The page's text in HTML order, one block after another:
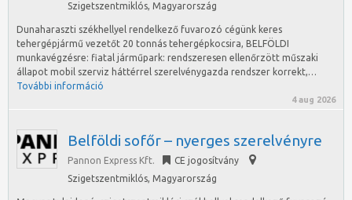
Szigetszentmiklós, Magyarország
Dunaharaszti székhellyel rendelkező fuvarozó cégünk keres
tehergépjármű vezetőt 20 tonnás tehergépkocsira, BELFÖLDI
munkavégzésre: fiatal járműpark: rendszeresen ellenőrzött műszaki
állapot mobil szerviz háttérrel szerelvénygazda rendszer korrekt,…
További információ
4 aug 2026
Belföldi sofőr – nyerges szerelvényre
Pannon Express Kft.
CE jogosítvány
Szigetszentmiklós, Magyarország